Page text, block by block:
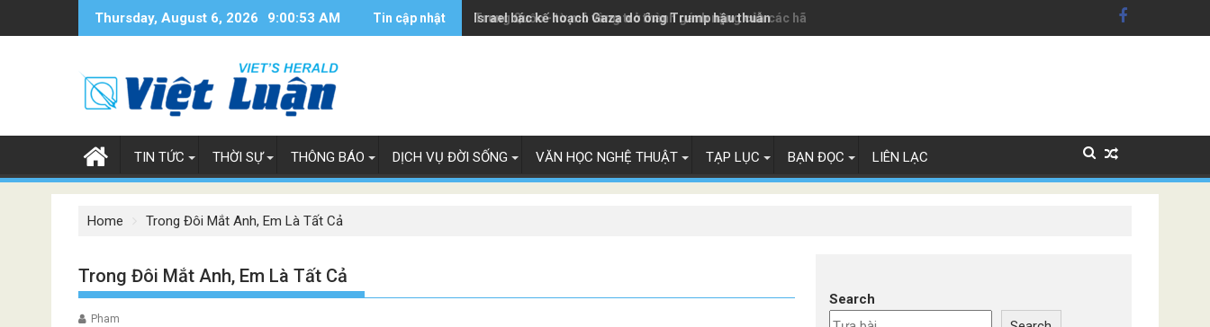
Thursday, August 6, 2026 9:00:54 AM Tin cập nhật Trung Quốc - từ mỏ vàng trở thành gánh nặng của các hãng xe Đức
Israel bác kế hoạch Gaza do ông Trump hậu thuẫn
TIN TỨC THỜI SỰ THÔNG BÁO DỊCH VỤ ĐỜI SỐNG VĂN HỌC NGHỆ THUẬT TẠP LỤC BẠN ĐỌC LIÊN LẠC
Home Trong Đôi Mắt Anh, Em Là Tất Cả
Trong Đôi Mắt Anh, Em Là Tất Cả
Pham
Search